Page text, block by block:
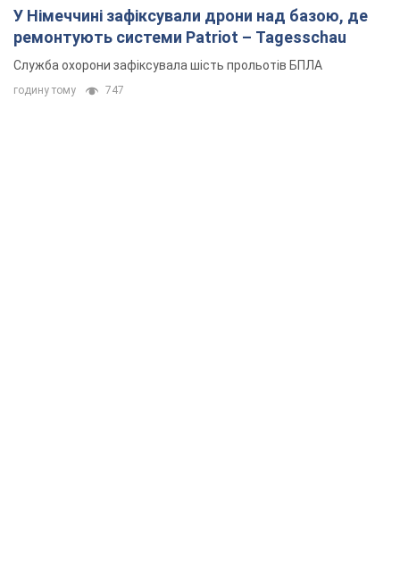
У Німеччині зафіксували дрони над базою, де
ремонтують системи Patriot – Tagesschau
Служба охорони зафіксувала шість прольотів БПЛА
годину тому 747